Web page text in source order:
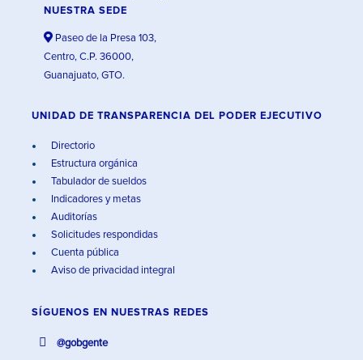
NUESTRA SEDE
Paseo de la Presa 103,
Centro, C.P. 36000,
Guanajuato, GTO.
UNIDAD DE TRANSPARENCIA DEL PODER EJECUTIVO
Directorio
Estructura orgánica
Tabulador de sueldos
Indicadores y metas
Auditorías
Solicitudes respondidas
Cuenta pública
Aviso de privacidad integral
SÍGUENOS EN NUESTRAS REDES
@gobgente